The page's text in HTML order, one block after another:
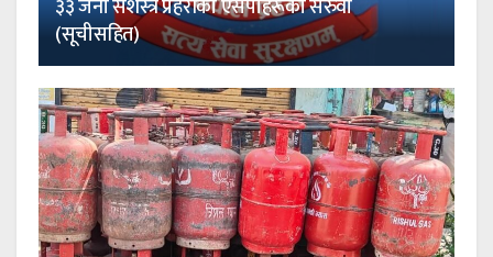
३३ जना सशस्त्र प्रहरीका एसपीहरूको सरुवा
(सूचीसहित)